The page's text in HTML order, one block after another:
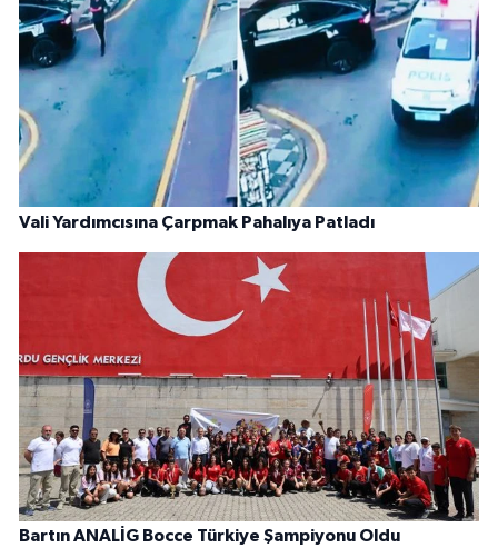
Vali Yardımcısına Çarpmak Pahalıya Patladı
Bartın ANALİG Bocce Türkiye Şampiyonu Oldu